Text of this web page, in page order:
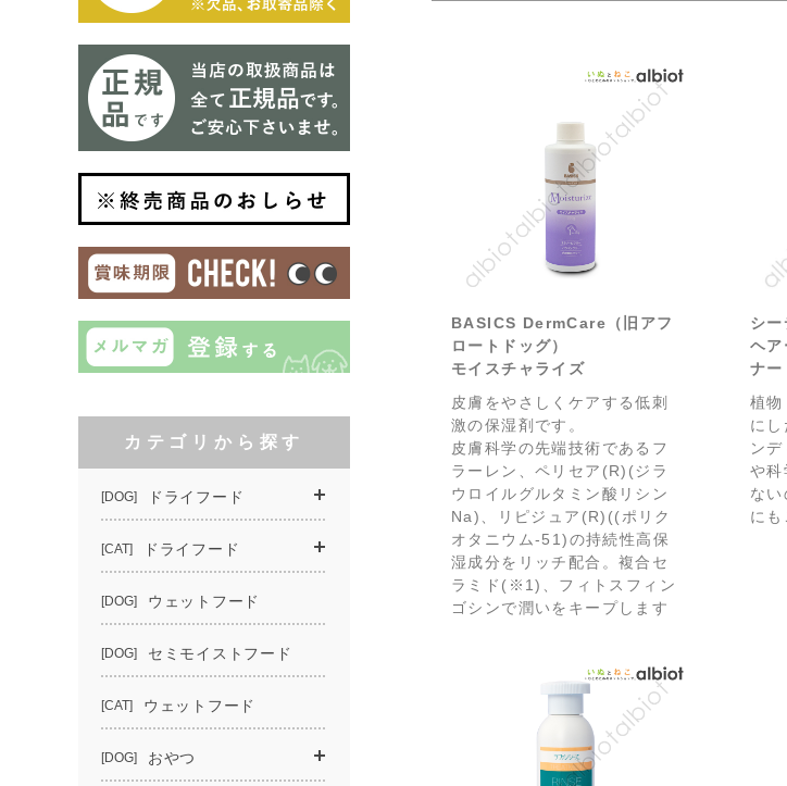
BASICS DermCare（旧アフ
ロートドッグ）
モイスチャライズ
皮膚をやさしくケアする低刺
激の保湿剤です。
皮膚科学の先端技術であるフ
ラーレン、ペリセア(R)(ジラ
ウロイルグルタミン酸リシン
Na)、リピジュア(R)((ポリク
オタニウム-51)の持続性高保
湿成分をリッチ配合。複合セ
ラミド(※1)、フィトスフィン
ゴシンで潤いをキープします
シー
ヘア
ナー
植物
に
ン
や科
な
にも